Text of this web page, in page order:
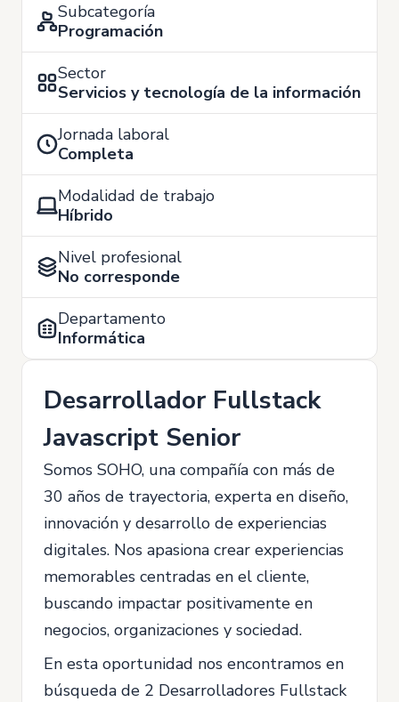
Subcategoría
Programación
Sector
Servicios y tecnología de la información
Jornada laboral
Completa
Modalidad de trabajo
Híbrido
Nivel profesional
No corresponde
Departamento
Informática
Desarrollador Fullstack
Javascript Senior
Somos SOHO, una compañía con más de
30 años de trayectoria, experta en diseño,
innovación y desarrollo de experiencias
digitales. Nos apasiona crear experiencias
memorables centradas en el cliente,
buscando impactar positivamente en
negocios, organizaciones y sociedad.
En esta oportunidad nos encontramos en
búsqueda de 2 Desarrolladores Fullstack